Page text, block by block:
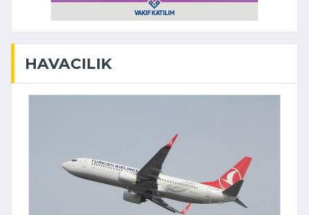
HAVACILIK